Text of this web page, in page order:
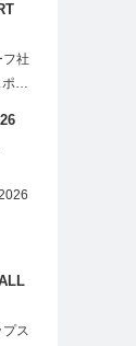
社
ポ…
ー
ス